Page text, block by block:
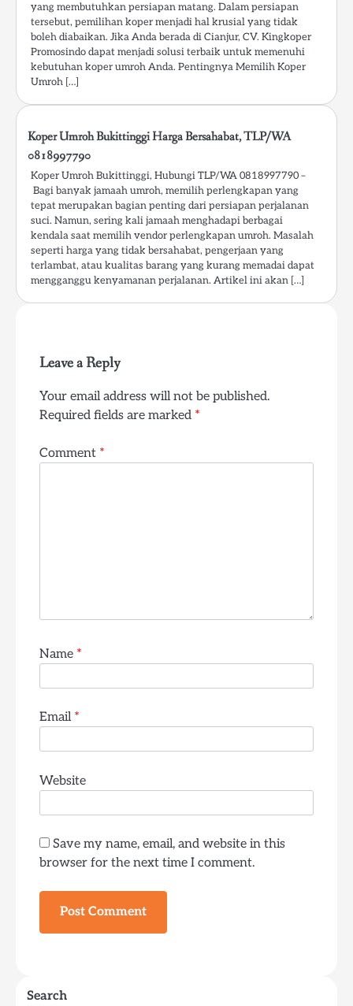
yang membutuhkan persiapan matang. Dalam persiapan
tersebut, pemilihan koper menjadi hal krusial yang tidak
boleh diabaikan. Jika Anda berada di Cianjur, CV. Kingkoper
Promosindo dapat menjadi solusi terbaik untuk memenuhi
kebutuhan koper umroh Anda. Pentingnya Memilih Koper
Umroh […]
Koper Umroh Bukittinggi Harga Bersahabat, TLP/WA
0818997790
Koper Umroh Bukittinggi, Hubungi TLP/WA 0818997790 –
Bagi banyak jamaah umroh, memilih perlengkapan yang
tepat merupakan bagian penting dari persiapan perjalanan
suci. Namun, sering kali jamaah menghadapi berbagai
kendala saat memilih vendor perlengkapan umroh. Masalah
seperti harga yang tidak bersahabat, pengerjaan yang
terlambat, atau kualitas barang yang kurang memadai dapat
mengganggu kenyamanan perjalanan. Artikel ini akan […]
Leave a Reply
Your email address will not be published.
Required fields are marked *
Comment *
Name *
Email *
Website
Save my name, email, and website in this
browser for the next time I comment.
Search